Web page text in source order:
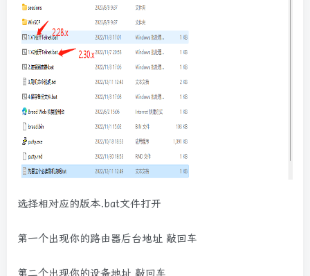
选择相对应的版本.bat文件打开
第一个出现你的路由器后台地址 敲回车
第二个出现你的设备地址 敲回车